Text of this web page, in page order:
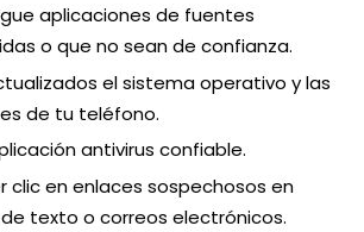
aplicaciones de fuentes
o que no sean de confianza.
el sistema operativo y las
de tu teléfono.
antivirus confiable.
clic en enlaces sospechosos en
texto o correos electrónicos.